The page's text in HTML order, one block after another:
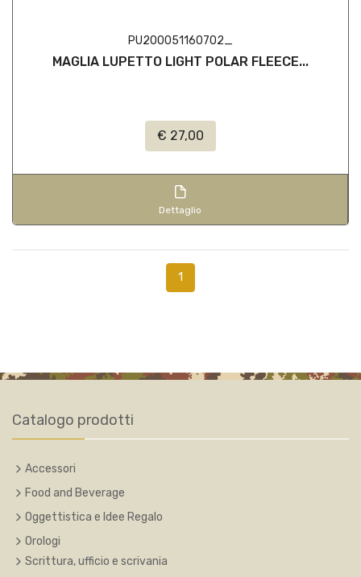
PU200051160702_
MAGLIA LUPETTO LIGHT POLAR FLEECE...
€ 27,00
Dettaglio
1
Catalogo prodotti
Accessori
Food and Beverage
Oggettistica e Idee Regalo
Orologi
Scrittura, ufficio e scrivania